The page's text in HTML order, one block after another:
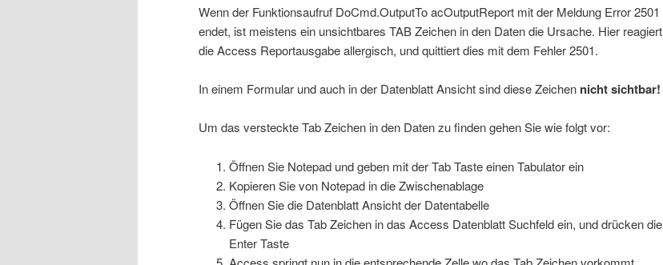
Wenn der Funktionsaufruf DoCmd.OutputTo acOutputReport mit der Meldung Error 2501
endet, ist meistens ein unsichtbares TAB Zeichen in den Daten die Ursache. Hier reagiert
die Access Reportausgabe allergisch, und quittiert dies mit dem Fehler 2501.
In einem Formular und auch in der Datenblatt Ansicht sind diese Zeichen nicht sichtbar!
Um das versteckte Tab Zeichen in den Daten zu finden gehen Sie wie folgt vor:
Öffnen Sie Notepad und geben mit der Tab Taste einen Tabulator ein
Kopieren Sie von Notepad in die Zwischenablage
Öffnen Sie die Datenblatt Ansicht der Datentabelle
Fügen Sie das Tab Zeichen in das Access Datenblatt Suchfeld ein, und drücken die
Enter Taste